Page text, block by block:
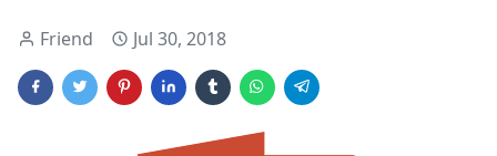
Friend Jul 30, 2018